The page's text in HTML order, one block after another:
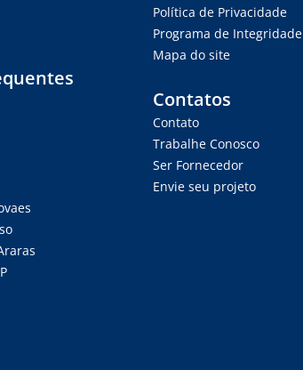
Política de Privacidade
Programa de Integridade
Mapa do site
Contatos
Contato
Trabalhe Conosco
Ser Fornecedor
Envie seu projeto